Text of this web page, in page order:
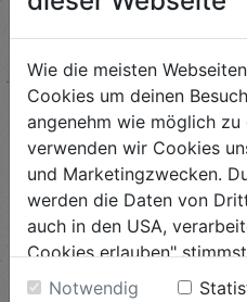
leicht
Wie die meisten
Cookies um deinen
angenehm wie möglich
verwenden wir Cookies
und Marketingzwecken.
werden die Daten von
auch in den USA,
Cookies erlauben"
Cookies zu. Unter "Details
Notwendig